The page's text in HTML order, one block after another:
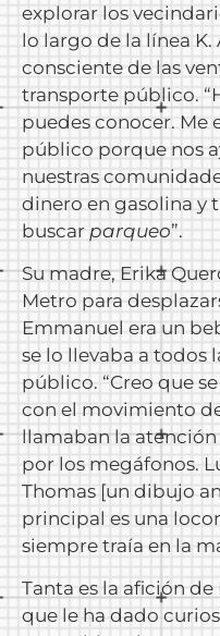
explorar los
lo largo de la línea K.
consciente de las
transporte público.
puedes conocer. Me
público porque nos
nuestras
dinero en gasolina y
buscar parqueo”.
Su madre, Erika
Metro para
Emmanuel era un
se lo llevaba a todos
público. “Creo que
con el movimiento
llamaban la
por los megáfonos.
Thomas [un dibujo
principal es una
siempre traía en la
Tanta es la afición
que le ha dado